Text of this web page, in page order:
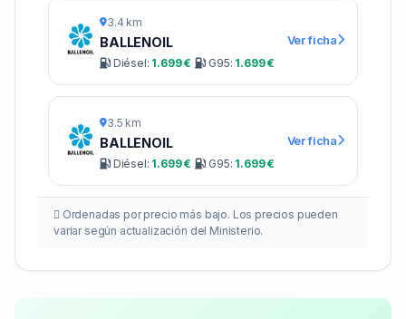
3.4 km
BALLENOIL
Diésel: 1.699 € G95: 1.699 €
Ver ficha
3.5 km
BALLENOIL
Diésel: 1.699 € G95: 1.699 €
Ver ficha
Ordenadas por precio más bajo. Los precios pueden
variar según actualización del Ministerio.